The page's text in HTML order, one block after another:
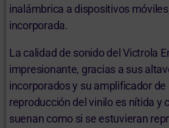
inalámbrica a dispositivos
incorporada.
La calidad de sonido del Victrola
impresionante, gracias a sus
incorporados y su amplificador de
reproducción del vinilo es nítida y
suenan como si se estuvieran